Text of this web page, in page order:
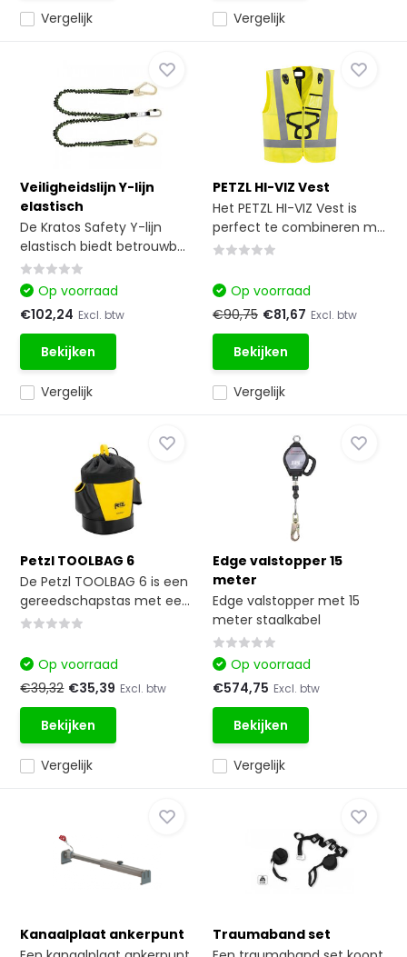
Vergelijk Vergelijk
Veiligheidslijn Y-lijn
elastisch
De Kratos Safety Y-lijn
elastisch biedt betrouwb...
Vergelijk
Op voorraad
€102,24 Excl. btw
Bekijken
PETZL HI-VIZ Vest
Het PETZL HI-VIZ Vest is
perfect te combineren m...
Vergelijk
Op voorraad
€90,75 €81,67 Excl. btw
Bekijken
Petzl TOOLBAG 6
De Petzl TOOLBAG 6 is een
gereedschapstas met ee...
Vergelijk
Op voorraad
€39,32 €35,39 Excl. btw
Bekijken
Edge valstopper 15
meter
Edge valstopper met 15
meter staalkabel
Vergelijk
Op voorraad
€574,75 Excl. btw
Bekijken
Kanaalplaat ankerpunt
Traumaband set